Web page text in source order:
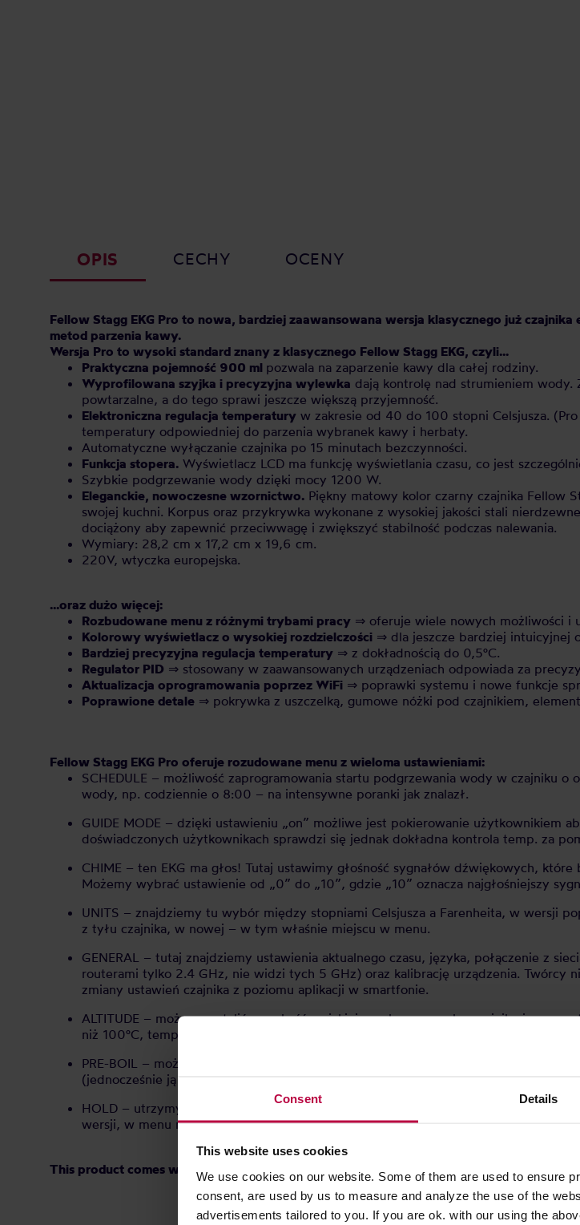
Consent Details
This website uses cookies
We use cookies on our website. Some of them are used to ensure
consent, are used by us to measure and analyze the use of the
advertisements tailored to you. If you are ok. with our using the
OPIS CECHY OCENY
Fellow Stagg EKG Pro to nowa, bardziej zaawansowana wersja klasycznego już
metod parzenia kawy.
Wersja Pro to wysoki standard znany z klasycznego Fellow Stagg EKG, czyli...
Praktyczna pojemność 900 ml pozwala na zaparzenie kawy dla całej rodziny.
Wyprofilowana szyjka i precyzyjna wylewka dają kontrolę nad strumieniem
powtarzalne, a do tego sprawi jeszcze większą przyjemność.
Elektroniczna regulacja temperatury w zakresie od 40 do 100 stopni Celsjusza.
temperatury odpowiedniej do parzenia wybranek kawy i herbaty.
Automatyczne wyłączanie czajnika po 15 minutach bezczynności.
Funkcja stopera. Wyświetlacz LCD ma funkcję wyświetlania czasu, co jest
Szybkie podgrzewanie wody dzięki mocy 1200 W.
Eleganckie, nowoczesne wzornictwo. Piękny matowy kolor czarny czajnika Fellow
swojej kuchni. Korpus oraz przykrywka wykonane z wysokiej jakości stali
dociążony aby zapewnić przeciwwagę i zwiększyć stabilność podczas nalewania.
Wymiary: 28,2 cm x 17,2 cm x 19,6 cm.
220V, wtyczka europejska.
...oraz dużo więcej:
Rozbudowane menu z różnymi trybami pracy ⇒ oferuje wiele nowych możliwości i
Kolorowy wyświetlacz o wysokiej rozdzielczości ⇒ dla jeszcze bardziej intuicyjnej
Bardziej precyzyjna regulacja temperatury ⇒ z dokładnością do 0,5°C.
Regulator PID ⇒ stosowany w zaawansowanych urządzeniach odpowiada za
Aktualizacja oprogramowania poprzez WiFi ⇒ poprawki systemu i nowe funkcje
Poprawione detale ⇒ pokrywka z uszczelką, gumowe nóżki pod czajnikiem,
Fellow Stagg EKG Pro oferuje rozudowane menu z wieloma ustawieniami:
SCHEDULE – możliwość zaprogramowania startu podgrzewania wody w czajniku
wody, np. codziennie o 8:00 – na intensywne poranki jak znalazł.
GUIDE MODE – dzięki ustawieniu „on” możliwe jest pokierowanie użytkownikiem
doświadczonych użytkownikach sprawdzi się jednak dokładna kontrola temp. za
CHIME – ten EKG ma głos! Tutaj ustawimy głośność sygnałów dźwiękowych,
Możemy wybrać ustawienie od „0” do „10”, gdzie „10” oznacza najgłośniejszy
UNITS – znajdziemy tu wybór między stopniami Celsjusza a Farenheita, w wersji
z tyłu czajnika, w nowej – w tym właśnie miejscu w menu.
GENERAL – tutaj znajdziemy ustawienia aktualnego czasu, języka, połączenie z
routerami tylko 2.4 GHz, nie widzi tych 5 GHz) oraz kalibrację urządzenia. Twórcy
zmiany ustawień czajnika z poziomu aplikacji w smartfonie.
ALTITUDE – możemy ustalić wysokość na jakiej przebywamy, aby czajnik nie
niż 100°C, temperaturze. Wiedzą o tym projektanci Fellow i takie ustawienie
PRE-BOIL – możemy wybrać ustawianie, dzięki któremu czajnik najpierw zagotuje
(jednocześnie ją utrzymując). Przydatne do sterylizacji wody. Docenią tą funkcję
HOLD – utrzymywanie zadanej temperatury wody, znane ze starszej wersji – tam
wersji, w menu możemy wybrać długość utrzymywania temp. – 15, 30, 45 czy 60
This product comes with EU Type C/F plug. Customers from UK/IE/CY/MT may need an